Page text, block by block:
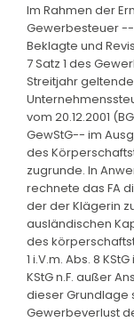
Im Rahmen der
Gewerbesteuer
Beklagte und
7 Satz 1 des
Streitjahr
vom 20.12.2001
GewStG-- im
des
zugrunde. In
rechnete das FA
der der Klägerin
ausländischen
des
1 i.V.m. Abs. 8
KStG n.F. außer
dieser Grundlage
Gewerbeverlust